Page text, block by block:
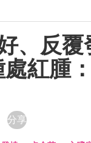
、反
紅腫
分享